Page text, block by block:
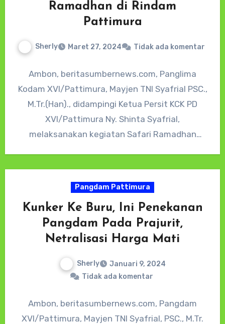
Ramadhan di Rindam
Pattimura
Sherly Maret 27, 2024 Tidak ada komentar
Ambon, beritasumbernews.com, Panglima
Kodam XVI/Pattimura, Mayjen TNI Syafrial PSC.,
M.Tr.(Han)., didampingi Ketua Persit KCK PD
XVI/Pattimura Ny. Shinta Syafrial,
melaksanakan kegiatan Safari Ramadhan
Pangdam Pattimura
Kunker Ke Buru, Ini Penekanan
Pangdam Pada Prajurit,
Netralisasi Harga Mati
Sherly
Januari 9, 2024
Tidak ada komentar
Ambon, beritasumbernews.com, Pangdam
XVI/Pattimura, Mayjen TNI Syafrial, PSC., M.Tr.